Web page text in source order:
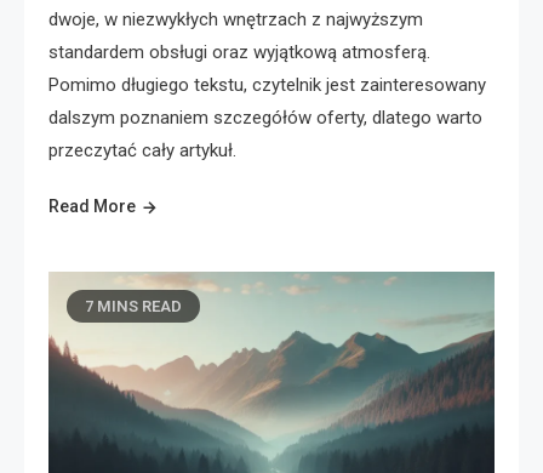
dwoje, w niezwykłych wnętrzach z najwyższym
standardem obsługi oraz wyjątkową atmosferą.
Pomimo długiego tekstu, czytelnik jest zainteresowany
dalszym poznaniem szczegółów oferty, dlatego warto
przeczytać cały artykuł.
Read More
7 MINS READ